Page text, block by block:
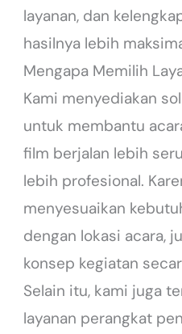
layanan, dan
hasilnya lebih
Mengapa Memilih
Kami menyediakan
untuk membantu
film berjalan lebih
lebih profesional.
menyesuaikan
dengan lokasi acara,
konsep kegiatan
Selain itu, kami juga
layanan perangkat